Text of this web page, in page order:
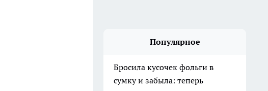
Популярное
Бросила кусочек фольги в
сумку и забыла: теперь